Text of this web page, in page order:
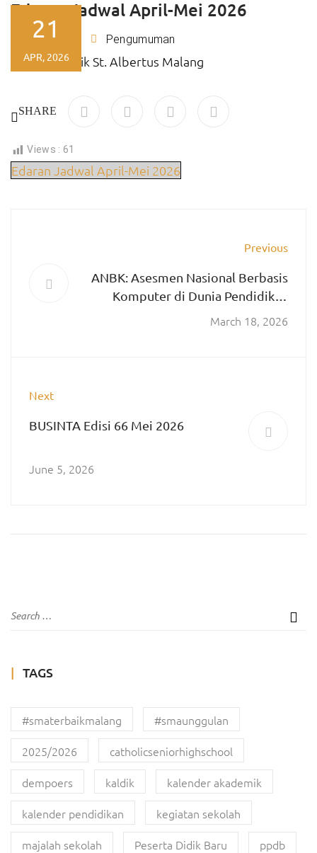
Edaran Jadwal April-Mei 2026
By Ajeng Pengumuman
21
APR, 2026
SHARE
Views : 61
Edaran Jadwal April-Mei 2026
Previous
ANBK: Asesmen Nasional Berbasis
Komputer di Dunia Pendidikan
Indonesia
March 18, 2026
Next
BUSINTA Edisi 66 Mei 2026
June 5, 2026
TAGS
#smaterbaikmalang
#smaunggulan
2025/2026
catholicseniorhighschool
dempoers
kaldik
kalender akademik
kalender pendidikan
kegiatan sekolah
majalah sekolah
Peserta Didik Baru
ppdb